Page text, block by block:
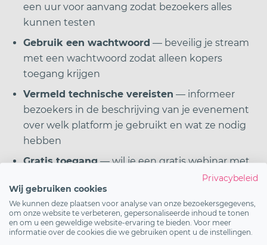
een uur voor aanvang zodat bezoekers alles
kunnen testen
Gebruik een wachtwoord — beveilig je stream
met een wachtwoord zodat alleen kopers
toegang krijgen
Vermeld technische vereisten — informeer
bezoekers in de beschrijving van je evenement
over welk platform je gebruikt en wat ze nodig
hebben
Gratis toegang— wil je een gratis webinar met
registratie? Stel dan een ticketsoort in met prijs
0 euro zodat je toch een deelnemerslijst
opbouwt
Tip: vermeld in de beschrijving van je evenement
Privacybeleid
Wij gebruiken cookies
We kunnen deze plaatsen voor analyse van onze bezoekersgegevens,
om onze website te verbeteren, gepersonaliseerde inhoud te tonen
en om u een geweldige website-ervaring te bieden. Voor meer
informatie over de cookies die we gebruiken opent u de instellingen.